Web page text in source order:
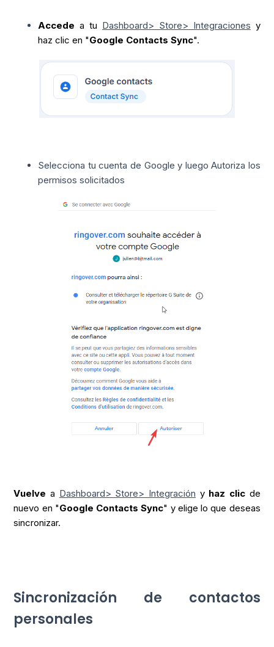
Accede a tu Dashboard> Store> Integraciones y
haz clic en "Google Contacts Sync".
Selecciona tu cuenta de Google y luego Autoriza los
permisos solicitados
Vuelve a Dashboard> Store> Integración y haz clicde
nuevo en "Google Contacts Sync" y elige lo que deseas
sincronizar.
Sincronización de contactos
personales